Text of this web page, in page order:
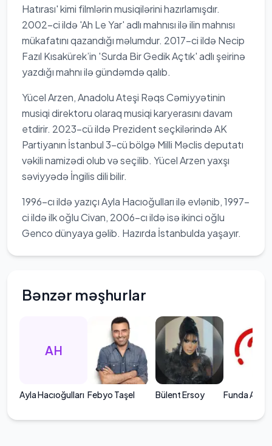
Hatırası' kimi filmlərin musiqilərini hazırlamışdır.
2002-ci ildə 'Ah Le Yar' adlı mahnısı ilə ilin mahnısı
mükafatını qazandığı məlumdur. 2017-ci ildə Necip
Fazıl Kısakürek’in 'Surda Bir Gedik Açtık' adlı şeirinə
yazdığı mahnı ilə gündəmdə qalıb.
Yücel Arzen, Anadolu Ateşi Rəqs Cəmiyyətinin
musiqi direktoru olaraq musiqi karyerasını davam
etdirir. 2023-cü ildə Prezident seçkilərində AK
Partiyanın İstanbul 3-cü bölgə Milli Məclis deputatı
vəkili namizədi olub və seçilib. Yücel Arzen yaxşı
səviyyədə İngilis dili bilir.
1996-cı ildə yazıçı Ayla Hacıoğulları ilə evlənib, 1997-
ci ildə ilk oğlu Civan, 2006-cı ildə isə ikinci oğlu
Genco dünyaya gəlib. Hazırda İstanbulda yaşayır.
Bənzər məşhurlar
AH
Ayla Hacıoğulları Febyo Taşel Bülent Ersoy Funda Arar